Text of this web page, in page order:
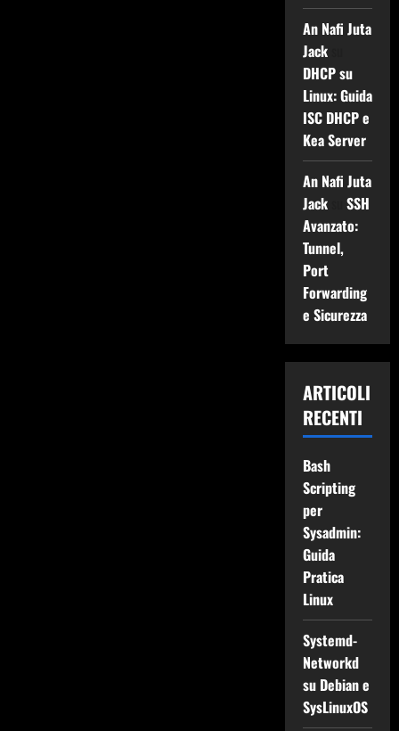
An Nafi Juta
Jacksu
DHCP su
Linux: Guida
ISC DHCP e
Kea Server
An Nafi Juta
Jacksu SSH
Avanzato:
Tunnel,
Port
Forwarding
e Sicurezza
ARTICOLI
RECENTI
Bash
Scripting
per
Sysadmin:
Guida
Pratica
Linux
Systemd-
Networkd
su Debian e
SysLinuxOS